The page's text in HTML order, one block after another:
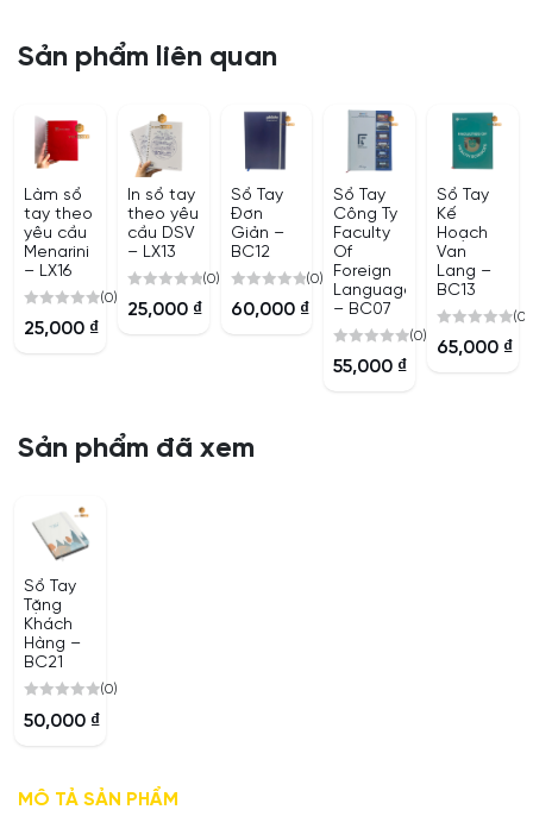
Sản phẩm liên quan
Làm sổ
tay theo
yêu cầu
Menarini
– LX16
0
(0)
25,000 ₫
In sổ tay
theo yêu
cầu DSV
– LX13
0
(0)
25,000 ₫
Sổ Tay
Đơn
Giản –
BC12
0
(0)
60,000 ₫
Sổ Tay
Công Ty
Faculty
Of
Foreign
Languages
– BC07
0
(0)
55,000 ₫
Sổ Tay
Kế
Hoạch
Van
Lang –
BC13
0
(0)
65,000 ₫
Sản phẩm đã xem
Sổ Tay
Tặng
Khách
Hàng –
BC21
(0)
50,000 ₫
MÔ TẢ SẢN PHẨM